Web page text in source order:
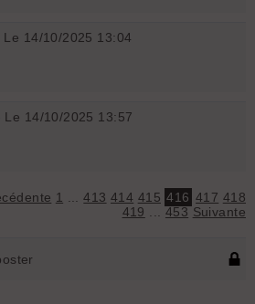
Le 14/10/2025 13:04
Le 14/10/2025 13:57
1 ...413 414 415 416 417 418
419
453 Suivante